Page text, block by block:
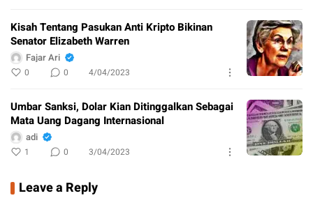
Kisah Tentang Pasukan Anti Kripto Bikinan
Senator Elizabeth Warren
Fajar Ari
0 0 4/04/2023
Umbar Sanksi, Dolar Kian Ditinggalkan Sebagai
Mata Uang Dagang Internasional
adi
1 0 3/04/2023
Leave a Reply